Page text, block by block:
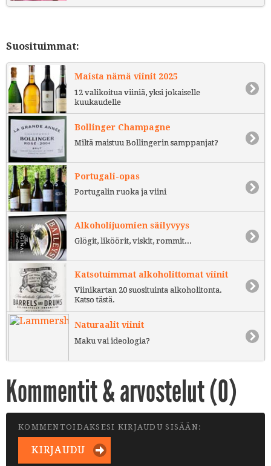
Suosituimmat:
Maista nämä viinit 2025
12 valikoitua viiniä, yksi jokaiselle
kuukaudelle
Bollinger Champagne
Miltä maistuu Bollingerin samppanjat?
Portugali-opas
Portugalin ruoka ja viini
Alkoholijuomien säilyvyys
Glögit, liköörit, viskit, rommit...
Katsotuimmat alkoholittomat viinit
Viinikartan 20 suosituinta alkoholitonta.
Katso tästä.
Naturaalit viinit
Maku vai ideologia?
Kommentit & arvostelut (0)
KOMMENTOIDAKSESI KIRJAUDU SISÄÄN:
KIRJAUDU